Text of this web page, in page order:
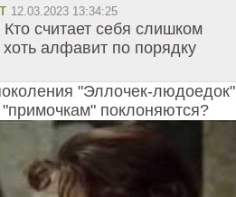
12.03.2023 13:34:25
считает себя слишком
алфавит по порядку
"Эллочек-
поклоняются?